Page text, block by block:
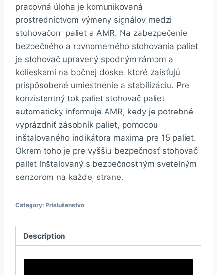
pracovná úloha je komunikovaná
prostredníctvom výmeny signálov medzi
stohovačom paliet a AMR. Na zabezpečenie
bezpečného a rovnomerného stohovania paliet
je stohovač upravený spodným rámom a
kolieskami na bočnej doske, ktoré zaisťujú
prispôsobené umiestnenie a stabilizáciu. Pre
konzistentný tok paliet stohovač paliet
automaticky informuje AMR, kedy je potrebné
vyprázdniť zásobník paliet, pomocou
inštalovaného indikátora maxima pre 15 paliet.
Okrem toho je pre vyššiu bezpečnosť stohovač
paliet inštalovaný s bezpečnostným svetelným
senzorom na každej strane.
Category: Príslušenstvo
Description